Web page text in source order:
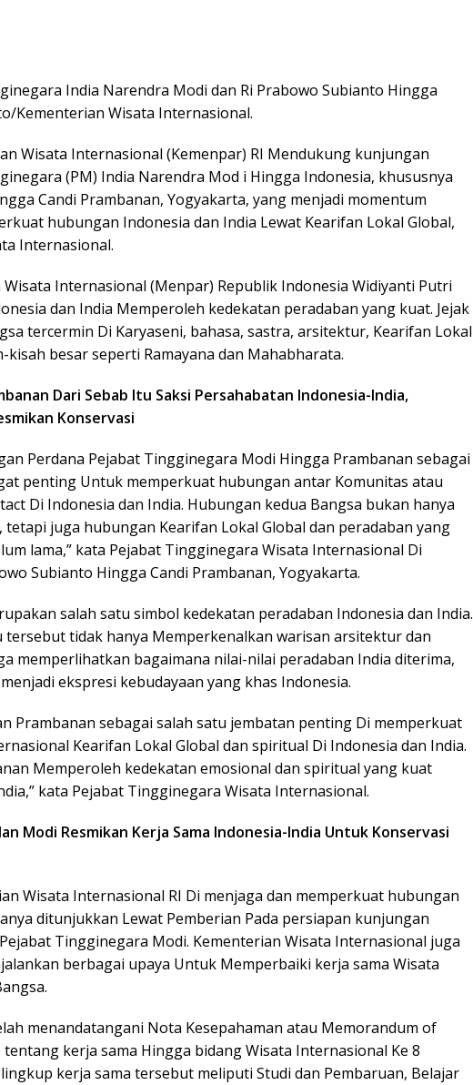
India Narendra Modi dan Ri Prabowo Subianto Hingga
Kementerian Wisata Internasional.
Wisata Internasional (Kemenpar) RI Mendukung kunjungan
(PM) India Narendra Mod i Hingga Indonesia, khususnya
Candi Prambanan, Yogyakarta, yang menjadi momentum
hubungan Indonesia dan India Lewat Kearifan Lokal Global,
Internasional.
Internasional (Menpar) Republik Indonesia Widiyanti Putri
dan India Memperoleh kedekatan peradaban yang kuat. Jejak
tercermin Di Karyaseni, bahasa, sastra, arsitektur, Kearifan Lokal
besar seperti Ramayana dan Mahabharata.
Dari Sebab Itu Saksi Persahabatan Indonesia-India,
Konservasi
Perdana Pejabat Tingginegara Modi Hingga Prambanan sebagai
penting Untuk memperkuat hubungan antar Komunitas atau
Di Indonesia dan India. Hubungan kedua Bangsa bukan hanya
juga hubungan Kearifan Lokal Global dan peradaban yang
lama,” kata Pejabat Tingginegara Wisata Internasional Di
Subianto Hingga Candi Prambanan, Yogyakarta.
salah satu simbol kedekatan peradaban Indonesia dan India.
tersebut tidak hanya Memperkenalkan warisan arsitektur dan
memperlihatkan bagaimana nilai-nilai peradaban India diterima,
ekspresi kebudayaan yang khas Indonesia.
Prambanan sebagai salah satu jembatan penting Di memperkuat
Kearifan Lokal Global dan spiritual Di Indonesia dan India.
Memperoleh kedekatan emosional dan spiritual yang kuat
kata Pejabat Tingginegara Wisata Internasional.
Modi Resmikan Kerja Sama Indonesia-India Untuk Konservasi
Wisata Internasional RI Di menjaga dan memperkuat hubungan
ditunjukkan Lewat Pemberian Pada persiapan kunjungan
Tingginegara Modi. Kementerian Wisata Internasional juga
berbagai upaya Untuk Memperbaiki kerja sama Wisata
menandatangani Nota Kesepahaman atau Memorandum of
kerja sama Hingga bidang Wisata Internasional Ke 8
kerja sama tersebut meliputi Studi dan Pembaruan, Belajar